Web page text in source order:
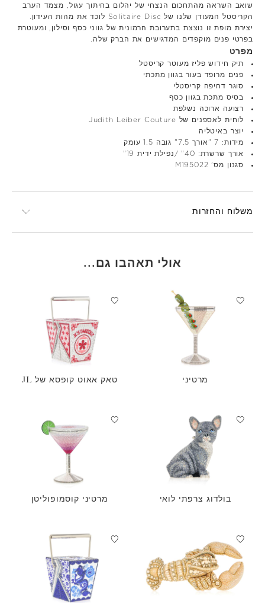
שואב השראה מהתחכום הנצחי של יהלום בחיתוך עגול, מצמד הערב
הקריסטל המעודן שלנו של Solitaire Disc לוכד את מהות העידון.
יצירת מופת זו נוצצת בתערובת הרמונית של גווני כסף וסילון, ומעוטרת
בפרטי פנים מוקפדים המדגישים את הברק שלה.
מפרט
תיק חידוש פליז מעוטר קריסטל
פנים מרופד בעור בגוון מתכתי
סוגר דחיפה קריסטלי
בסיס מתכת בגוון כסף
רצועה ארוכה נשלפת
לוחית לאספנים של Judith Leiber Couture
יוצר באיטליה
מידות: 7 "אורך 7.5" גובה 1.5 עומק
אורך שרשרת: 40" /נפילת ידית 19"
סגנון מס' M195022
משלוח והחזרות
אולי תאהבו גם...
מרטיני טאק אאוט קופסא של JL
בולדוג צרפתי לואי מרטיני קוסמופוליטן